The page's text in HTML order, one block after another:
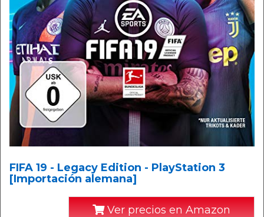
FIFA 19 - Legacy Edition - PlayStation 3
[Importación alemana]
Ver precios en Amazon